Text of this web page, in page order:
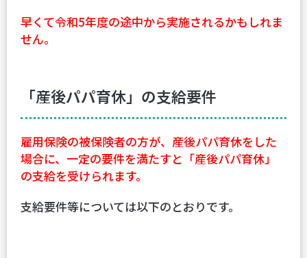
早くて令和5年度の途中から実施されるかもしれま
せん。
「産後パパ育休」の支給要件
雇用保険の被保険者の方が、産後パパ育休をした
場合に、一定の要件を満たすと「産後パパ育休」
の支給を受けられます。
支給要件等については以下のとおりです。